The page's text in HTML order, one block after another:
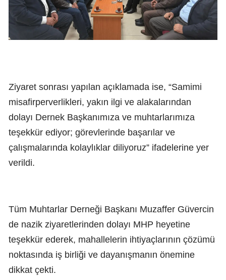
Ziyaret sonrası yapılan açıklamada ise, “Samimi
misafirperverlikleri, yakın ilgi ve alakalarından
dolayı Dernek Başkanımıza ve muhtarlarımıza
teşekkür ediyor; görevlerinde başarılar ve
çalışmalarında kolaylıklar diliyoruz” ifadelerine yer
verildi.
Tüm Muhtarlar Derneği Başkanı Muzaffer Güvercin
de nazik ziyaretlerinden dolayı MHP heyetine
teşekkür ederek, mahallelerin ihtiyaçlarının çözümü
noktasında iş birliği ve dayanışmanın önemine
dikkat çekti.